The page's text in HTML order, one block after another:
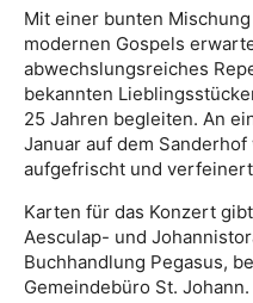
Mit einer bunten
modernen Gospels
abwechslungsreiches
bekannten
25 Jahren begleiten. An
Januar auf dem
aufgefrischt und
Karten für das Konzert
Aesculap- und
Buchhandlung Pegasus,
Gemeindebüro St.